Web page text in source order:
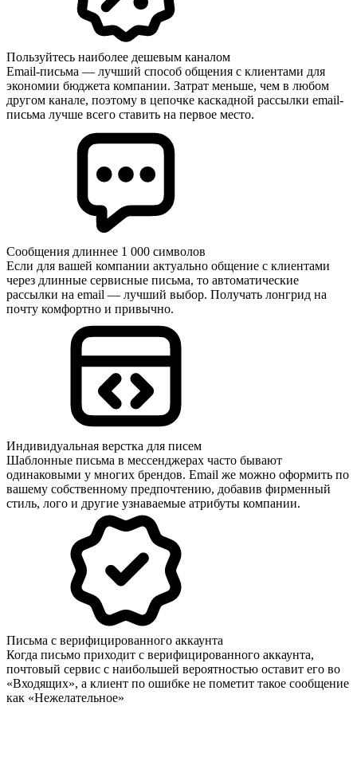
Пользуйтесь наиболее дешевым каналом
Email-письма — лучший способ общения с клиентами для
экономии бюджета компании. Затрат меньше, чем в любом
другом канале, поэтому в цепочке каскадной рассылки email-
письма лучше всего ставить на первое место.
Сообщения длиннее 1 000 символов
Если для вашей компании актуально общение с клиентами
через длинные сервисные письма, то автоматические
рассылки на email — лучший выбор. Получать лонгрид на
почту комфортно и привычно.
Индивидуальная верстка для писем
Шаблонные письма в мессенджерах часто бывают
одинаковыми у многих брендов. Email же можно оформить по
вашему собственному предпочтению, добавив фирменный
стиль, лого и другие узнаваемые атрибуты компании.
Письма с верифицированного аккаунта
Когда письмо приходит с верифицированного аккаунта,
почтовый сервис с наибольшей вероятностью оставит его во
«Входящих», а клиент по ошибке не пометит такое сообщение
как «Нежелательное»